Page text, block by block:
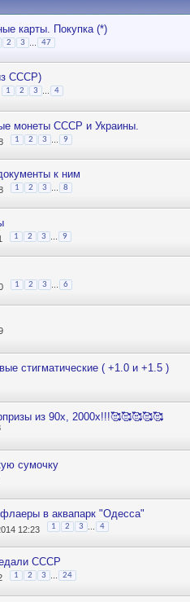
карты. Покупка (*)
2 3 47
СССР)
1 2 3 4
монеты СССР и Украины.
1 2 3 9
к ним
1 2 3 8
1 2 3 9
1 2 3 6
стигматические ( +1.0 и +1.5 )
из 90х, 2000х!!!🥰🥰🥰🥰🥰
сумочку
в аквапарк "Одесса"
12:23 1 2 3 ... 4
СССР
1 2 3 24